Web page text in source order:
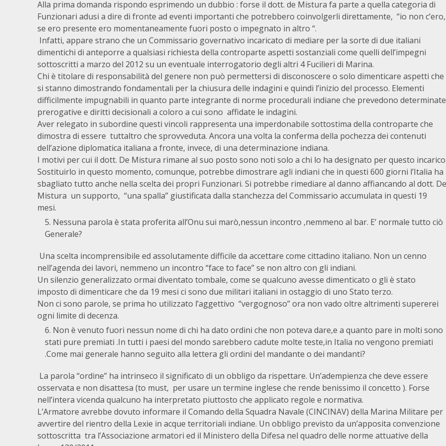
Alla prima domanda rispondo esprimendo un dubbio : forse il dott. de Mistura fa parte a quella categoria di
Funzionari adusi a dire di fronte ad eventi importanti che potrebbero coinvolgerli direttamente, “io non c’ero,
se ero presente ero momentaneamente fuori posto o impegnato in altro “.
Infatti, appare strano che un Commissario governativo incaricato di mediare per la sorte di due italiani
dimentichi di anteporre a qualsiasi richiesta della controparte aspetti sostanziali come quelli dell’impegni
sottoscritti a marzo del 2012 su un eventuale interrogatorio degli altri 4 Fucilieri di Marina.
Chi è titolare di responsabilità del genere non può permettersi di disconoscere o solo dimenticare aspetti che
si stanno dimostrando fondamentali per la chiusura delle indagini e quindi l’inizio del processo. Elementi
difficilmente impugnabili in quanto parte integrante di norme procedurali indiane che prevedono determinate
prerogative e diritti decisionali a coloro a cui sono affidate le indagini.
Aver relegato in subordine questi vincoli rappresenta una imperdonabile sottostima della controparte che
dimostra di essere tuttaltro che sprovveduta. Ancora una volta la conferma della pochezza dei contenuti
dell’azione diplomatica italiana a fronte, invece, di una determinazione indiana.
I motivi per cui il dott. De Mistura rimane al suo posto sono noti solo a chi lo ha designato per questo
Sostituirlo in questo momento, comunque, potrebbe dimostrare agli indiani che in questi 600 giorni l’Italia ha
sbagliato tutto anche nella scelta dei propri Funzionari. Si potrebbe rimediare al danno affiancando al dott. De
Mistura un supporto, “una spalla” giustificata dalla stanchezza del Commissario accumulata in questi 19
mesi.
Nessuna parola è stata proferita all’Onu sui marò,nessun incontro ,nemmeno al bar. E’ normale tutto ciò
Generale?
Una scelta incomprensibile ed assolutamente difficile da accettare come cittadino italiano. Non un cenno
nell’agenda dei lavori, nemmeno un incontro “face to face” se non altro con gli indiani.
Un silenzio generalizzato ormai diventato tombale, come se qualcuno avesse dimenticato o gli è stato
imposto di dimenticare che da 19 mesi ci sono due militari italiani in ostaggio di uno Stato terzo.
Non ci sono parole, se prima ho utilizzato l’aggettivo “vergognoso” ora non vado oltre altrimenti supererei
ogni limite di decenza.
Non è venuto fuori nessun nome di chi ha dato ordini che non poteva dare,e a quanto pare in molti sono
stati pure premiati .In tutti i paesi del mondo sarebbero cadute molte teste,in Italia no vengono premiati
.Come mai generale hanno seguito alla lettera gli ordini del mandante o dei mandanti?
La parola “ordine” ha intrinseco il significato di un obbligo da rispettare. Un’adempienza che deve essere
osservata e non disattesa (to must, per usare un termine inglese che rende benissimo il concetto ). Forse
nell’intera vicenda qualcuno ha interpretato piuttosto che applicato regole e normativa.
L’Armatore avrebbe dovuto informare il Comando della Squadra Navale (CINCINAV) della Marina Militare per
avvertire del rientro della Lexie in acque territoriali indiane. Un obbligo previsto da un’apposita convenzione
sottoscritta tra l’Associazione armatori ed il Ministero della Difesa nel quadro delle norme attuative della